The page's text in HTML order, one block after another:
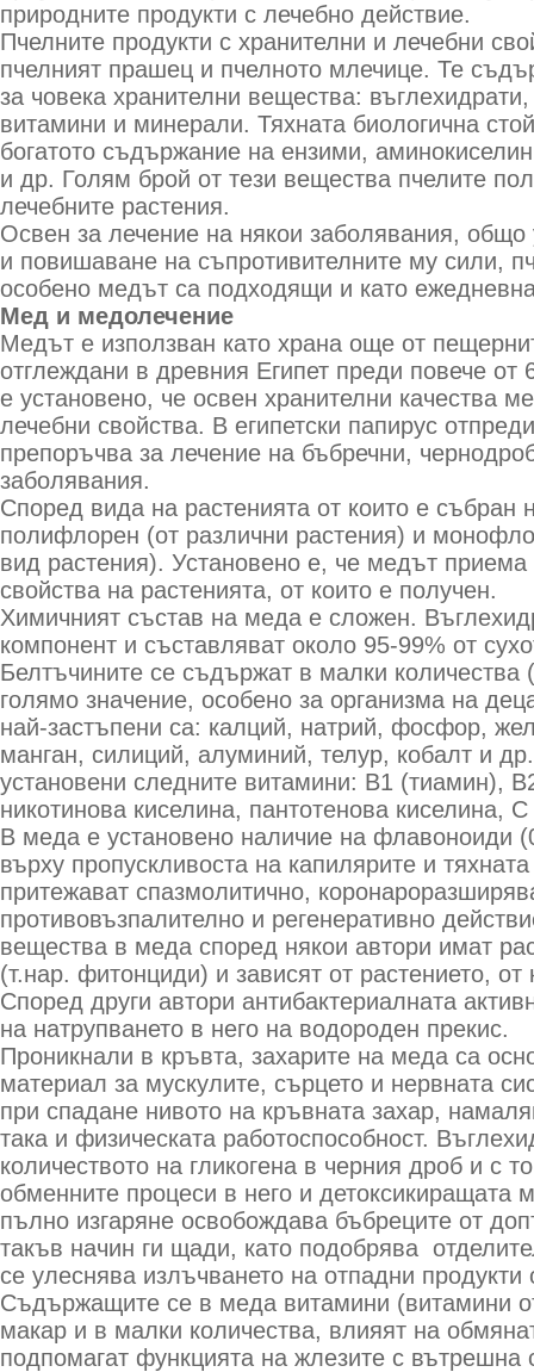
природните продукти с лечебно действие.
Пчелните продукти с хранителни и лечебни
пчелният прашец и пчелното млечице. Те
за човека хранителни вещества:
витамини и минерали. Тяхната биологична
богатото съдържание на ензими,
и др. Голям брой от тези вещества пчелите
лечебните растения.
Освен за лечение на някои заболявания, общо
и повишаване на съпротивителните му сили,
особено медът са подходящи и като
Мед и медолечение
Медът е използван като храна още от
отглеждани в древния Египет преди повече
е установено, че освен хранителни качества
лечебни свойства. В египетски папирус
препоръчва за лечение на бъбречни,
заболявания.
Според вида на растенията от които е събран
полифлорен (от различни растения) и
вид растения). Установено е, че медът приема
свойства на растенията, от които е получен.
Химичният състав на меда е сложен.
компонент и съставляват около 95-99% от
Белтъчините се съдържат в малки количества
голямо значение, особено за организма на
най-застъпени са: калций, натрий, фосфор,
манган, силиций, алуминий, телур, кобалт и
установени следните витамини: В1 (тиамин),
никотинова киселина, пантотенова киселина,
В меда е установено наличие на флавоноиди
върху пропускливоста на капилярите и
притежават спазмолитично,
противовъзпалително и регенеративно
вещества в меда според някои автори имат
(т.нар. фитонциди) и зависят от растението,
Според други автори антибактериалната
на натрупването в него на водороден прекис.
Проникнали в кръвта, захарите на меда са
материал за мускулите, сърцето и нервната
при спадане нивото на кръвната захар,
така и физическата работоспособност.
количеството на гликогена в черния дроб и с
обменните процеси в него и детоксикиращата
пълно изгаряне освобождава бъбреците от
такъв начин ги щади, като подобрява
се улеснява излъчването на отпадни продукти
Съдържащите се в меда витамини (витамини
макар и в малки количества, влияят на
подпомагат функцията на жлезите с вътрешна